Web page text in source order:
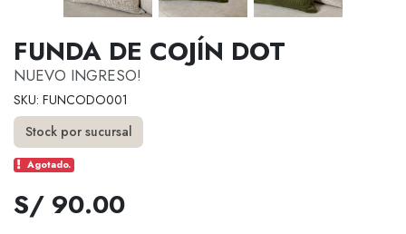
FUNDA DE COJÍN DOT
NUEVO INGRESO!
SKU: FUNCODO001
Stock por sucursal
Agotado.
S/ 90.00